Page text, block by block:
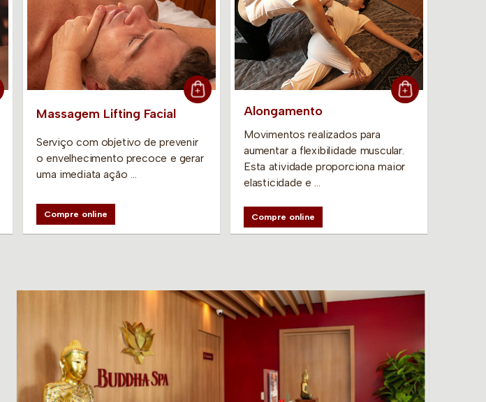
Massagem Lifting Facial
Serviço com objetivo de prevenir
o envelhecimento precoce e gerar
uma imediata ação …
Compre online
Alongamento
Movimentos realizados para
aumentar a flexibilidade muscular.
Esta atividade proporciona maior
elasticidade e …
Compre online